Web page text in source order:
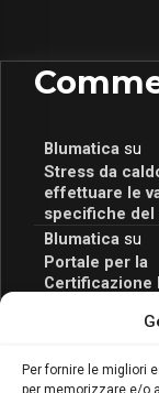
Per fornire le migliori
per memorizzare e/o
Blumatica su
Stress da
effettuare le
specifiche del
Blumaticasu
Portale per la
Certificazione
scopri il
Blumaticasu